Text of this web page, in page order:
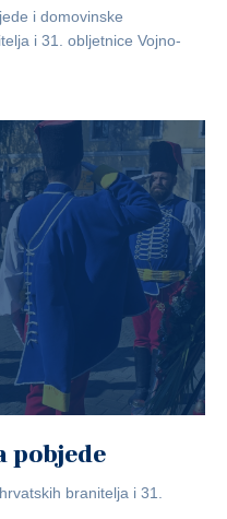
i domovinske
i 31. obljetnice Vojno-
pobjede
branitelja i 31.